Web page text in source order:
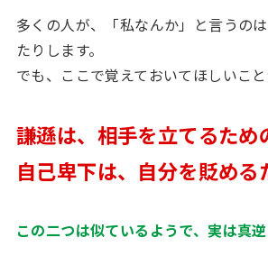
多くの人が、「私なんか」と言うの
たりします。
でも、ここで覚えておいてほしいこと
謙遜は、相手を立てるため
自己卑下は、自分を貶める
この二つは似ているようで、実は真逆